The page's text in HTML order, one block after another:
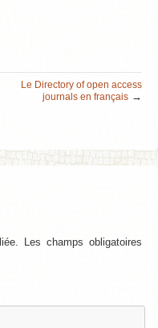
Le Directory of open access
journals en français →
Les champs obligatoires